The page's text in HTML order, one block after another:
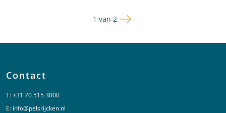
Pagina
1 van 2 Volgende pagina
Contact
T:+31 70 515 3000
E: info@pelsrijcken.nl